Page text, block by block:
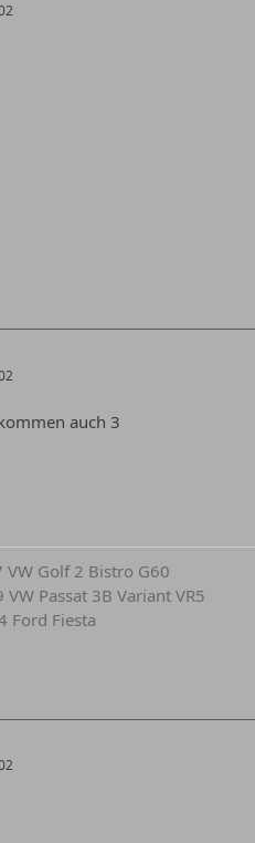
auch 3
VW Golf 2 Bistro G60
Passat 3B Variant VR5
Ford Fiesta